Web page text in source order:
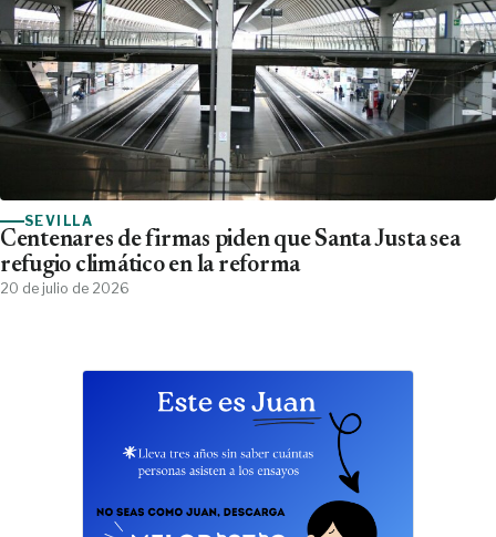
SEVILLA
Centenares de firmas piden que Santa Justa sea
refugio climático en la reforma
20 de julio de 2026